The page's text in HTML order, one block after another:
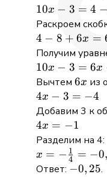
10x
- 3
= 4
-
2(4
-
3x)
10x − 3 = 4 −
Раскроем
4
-
8
+
6x
=
6x
-
4
4 − 8 + 6x =
Получим
10x
- 3
=
6x
- 4
10x − 3 = 6x
Вычтем 6x
6x из
4x
-
3
=
-4
4x − 3 = −4
Добавим 3 к
4x
=
-1
4x = −1
Разделим на 4:
x = -
\frac{1}
x = − 4
1 = −0,
Ответ: -0,25
−0, 25.